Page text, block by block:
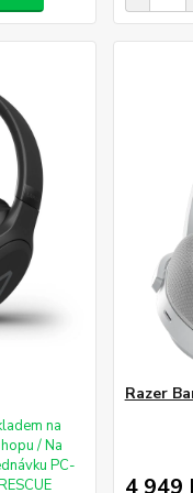
na
/ Na
PC-
Razer
4 949